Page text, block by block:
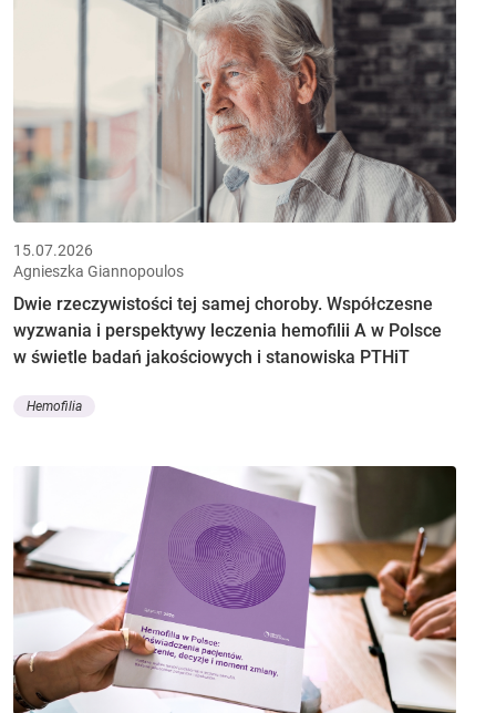
15.07.2026
Agnieszka Giannopoulos
Dwie rzeczywistości tej samej choroby. Współczesne
wyzwania i perspektywy leczenia hemofilii A w Polsce
w świetle badań jakościowych i stanowiska PTHiT
Hemofilia